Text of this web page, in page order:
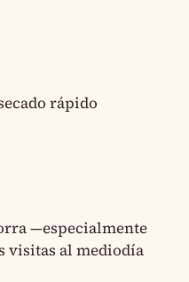
rápido
—especialmente
visitas al mediodía